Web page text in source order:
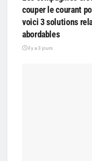
couper le courant
voici 3 solutions
abordables
il y a 3 jours